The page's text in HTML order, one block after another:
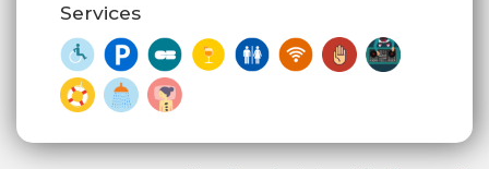
Services